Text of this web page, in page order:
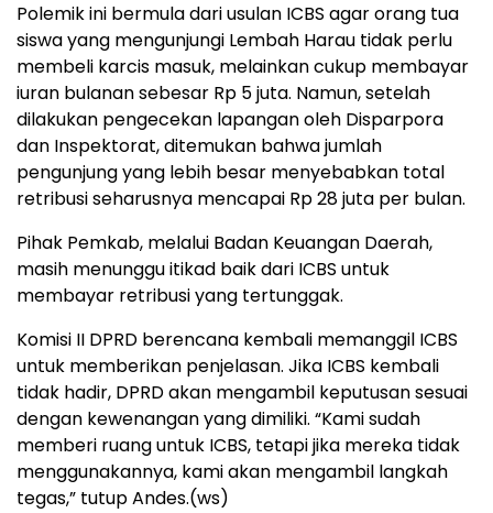
Polemik ini bermula dari usulan ICBS agar orang tua
siswa yang mengunjungi Lembah Harau tidak perlu
membeli karcis masuk, melainkan cukup membayar
iuran bulanan sebesar Rp 5 juta. Namun, setelah
dilakukan pengecekan lapangan oleh Disparpora
dan Inspektorat, ditemukan bahwa jumlah
pengunjung yang lebih besar menyebabkan total
retribusi seharusnya mencapai Rp 28 juta per bulan.
Pihak Pemkab, melalui Badan Keuangan Daerah,
masih menunggu itikad baik dari ICBS untuk
membayar retribusi yang tertunggak.
Komisi II DPRD berencana kembali memanggil ICBS
untuk memberikan penjelasan. Jika ICBS kembali
tidak hadir, DPRD akan mengambil keputusan sesuai
dengan kewenangan yang dimiliki. “Kami sudah
memberi ruang untuk ICBS, tetapi jika mereka tidak
menggunakannya, kami akan mengambil langkah
tegas,” tutup Andes.(ws)